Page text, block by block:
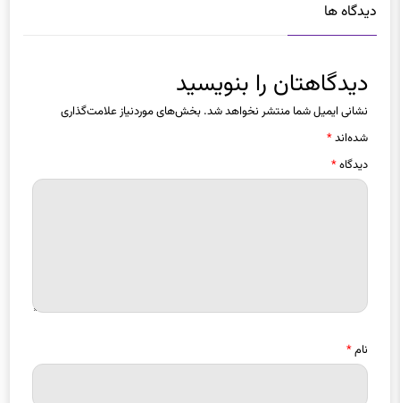
دیدگاه ها
دیدگاهتان را بنویسید
نشانی ایمیل شما منتشر نخواهد شد. بخش‌های موردنیاز علامت‌گذاری
شده‌اند*
دیدگاه*
نام*